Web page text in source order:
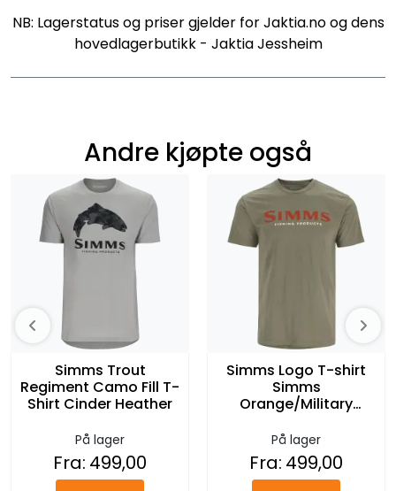
NB: Lagerstatus og priser gjelder for Jaktia.no og dens
hovedlagerbutikk - Jaktia Jessheim
Andre kjøpte også
Simms Trout
Regiment Camo Fill T-
Shirt Cinder Heather
På lager
Fra: 499,00
Simms Logo T-shirt
Simms
Orange/Military
På lager
Fra: 499,00